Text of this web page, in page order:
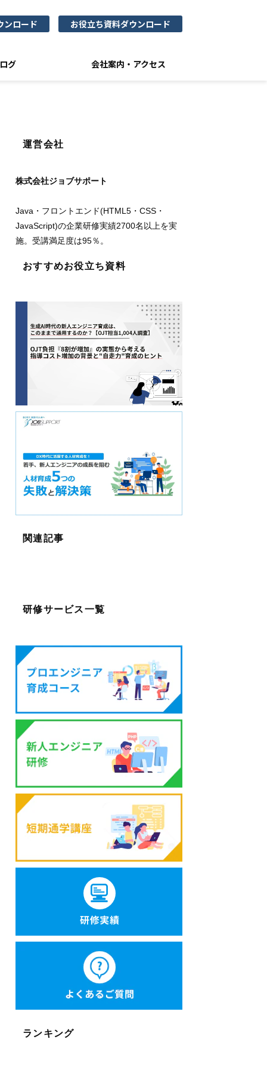
ンロード お役立ち資料ダウンロード
グ 会社案内・アクセス
運営会社
株式会社ジョブサポート
Java・フロントエンド(HTML5・CSS・
JavaScript)の企業研修実績2700名以上を実
施。受講満足度は95％。
おすすめお役立ち資料
関連記事
研修サービス一覧
ランキング